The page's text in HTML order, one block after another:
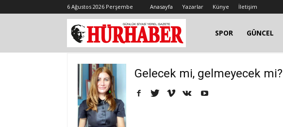
6 Ağustos 2026 Perşembe Anasayfa Yazarlar Künye İletişim
SPOR GÜNCEL
Gelecek mi, gelmeyecek mi?